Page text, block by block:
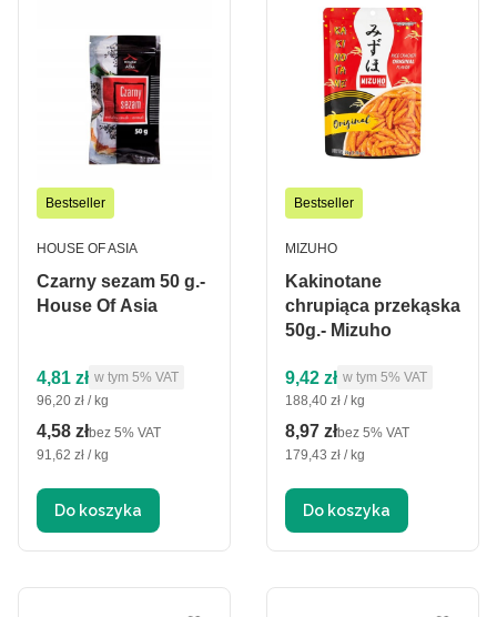
Bestseller
Czarny sezam 50 g.-
House Of Asia
PRODUCENT
HOUSE OF ASIA
Cena brutto
4,81 zł w tym %s VAT
w tym 5% VAT
Cena jednostkowa brutto
96,20 zł / kg
Cena netto
4,58 złbez 5% VAT
Cena jednostkowa netto
91,62 zł / kg
Do koszyka
Bestseller
Kakinotane
chrupiąca przekąska
50g.- Mizuho
PRODUCENT
MIZUHO
Cena brutto
9,42 zł w tym %s VAT
w tym 5% VAT
Cena jednostkowa brutto
188,40 zł / kg
Cena netto
8,97 złbez 5% VAT
Cena jednostkowa netto
179,43 zł / kg
Do koszyka